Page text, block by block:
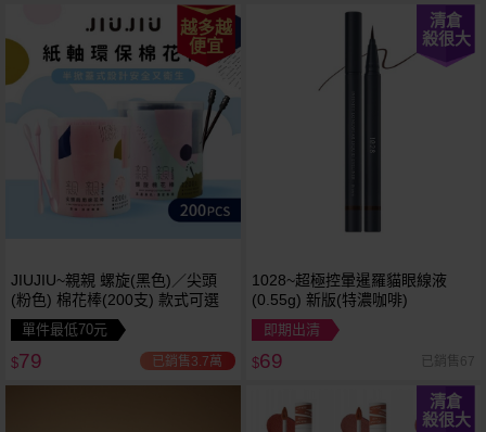
越多越
便宜
JIUJIU~親親 螺旋(黑色)／尖頭
(粉色) 棉花棒(200支) 款式可選
單件最低70元
$79 已銷售3.7萬
清倉
殺很大
1028~超極控暈暹羅貓眼線液
(0.55g) 新版(特濃咖啡)
即期出清
$69 已銷售67
清倉
殺很大